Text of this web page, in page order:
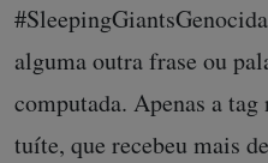
alguma outra frase ou
computada. Apenas a
tuíte, que recebeu mais